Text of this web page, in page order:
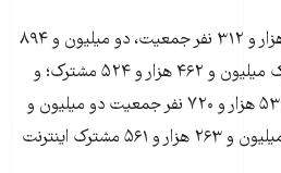
اصفهان با چهار ميليون و ۸۷۹ هزار و ۳۱۲ نفر جمعيت، دو ميليون و ۸۹۴
هزار و ۵۱۶ نفر کاربر اينترنت و يک ميليون و ۴۶۲ هزار و ۵۲۴ مشترک؛ و
خوزستان نيز با چهار ميليون و ۵۳۱ هزار و ۷۲۰ نفر جمعيت دو ميليون و
۵۵۰ هزار و ۲۴۱ نفر کاربر و یک ميليون و ۲۶۳ هزار و ۵۶۱ مشترک اينترنت